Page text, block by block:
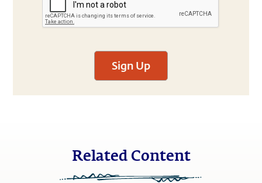
Sign Up
Related Content